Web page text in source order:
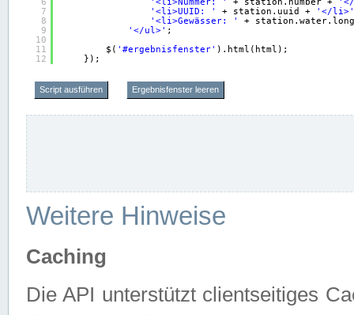
7
8
9
10
11
12
'<li>UUID: '
+ station.uuid +
'</li>'
'<li>Gewässer: '
+
'</ul>' ;
$( '#ergebnisfenster' ).html(html);
});
Script ausführen Ergebnisfenster leeren
Weitere Hinweise
Caching
Die API unterstützt clientseitiges